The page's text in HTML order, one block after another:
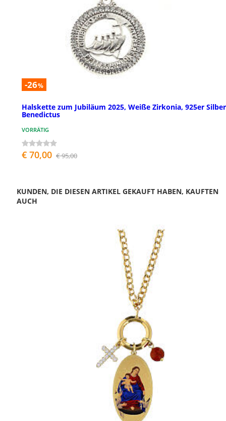
-26%
Halskette zum Jubiläum 2025, Weiße Zirkonia, 925er
Benedictus
VORRÄTIG
€ 70,00 € 95,00
KUNDEN, DIE DIESEN ARTIKEL GEKAUFT HABEN, KAUFTEN
AUCH